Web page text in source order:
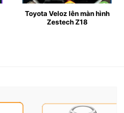
Toyota Veloz lên màn hình
Zestech Z18